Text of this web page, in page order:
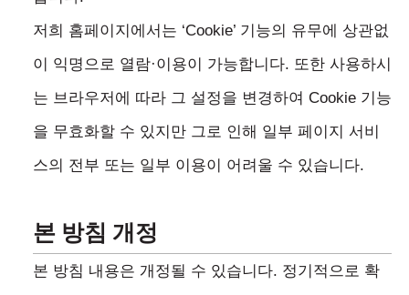
저희 홈페이지에서는 ‘Cookie’ 기능의 유무에 상관없
이 익명으로 열람·이용이 가능합니다. 또한 사용하시
는 브라우저에 따라 그 설정을 변경하여 Cookie 기능
을 무효화할 수 있지만 그로 인해 일부 페이지 서비
스의 전부 또는 일부 이용이 어려울 수 있습니다.
본 방침 개정
본 방침 내용은 개정될 수 있습니다. 정기적으로 확